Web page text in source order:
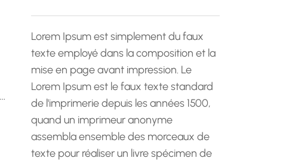
h
e
Lorem Ipsum est simplement du faux
texte employé dans la composition et la
mise en page avant impression. Le
Lorem Ipsum est le faux texte standard
de l'imprimerie depuis les années 1500,
quand un imprimeur anonyme
assembla ensemble des morceaux de
texte pour réaliser un livre spécimen de